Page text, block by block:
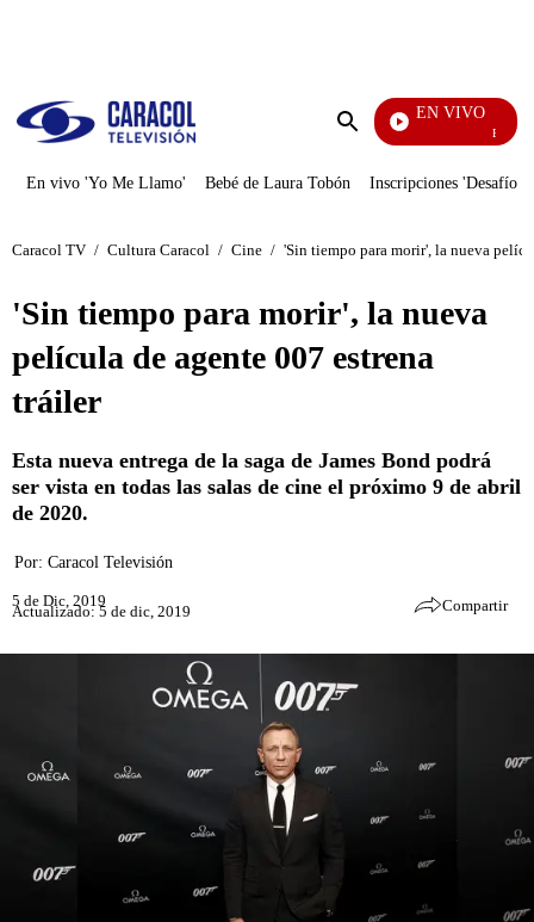
Enviar
EN VIVO
El Juego
En vivo 'Yo Me Llamo' Bebé de Laura Tobón Inscripciones 'Desafío'
Caracol TV / Cultura Caracol / Cine / 'Sin tiempo para morir', la nueva
'Sin tiempo para morir', la nueva
película de agente 007 estrena
tráiler
Esta nueva entrega de la saga de James Bond podrá
ser vista en todas las salas de cine el próximo 9 de abril
de 2020.
Por: Caracol Televisión
5 de Dic, 2019
Actualizado: 5 de dic, 2019 Compartir